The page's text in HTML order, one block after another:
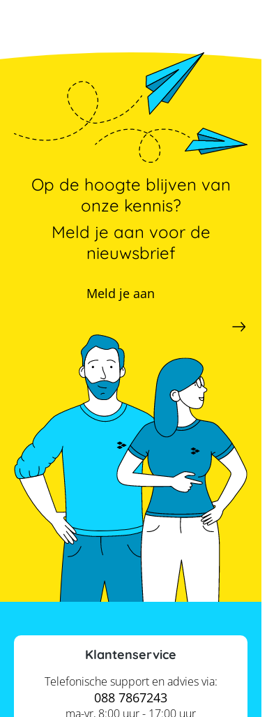
Op de hoogte blijven van
onze kennis?
Meld je aan voor de
nieuwsbrief
Meld je aan
Klantenservice
Telefonische support en advies via:
088 7867243
ma-vr, 8:00 uur - 17:00 uur